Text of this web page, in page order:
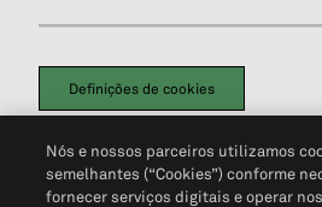
Definições de cookies
Política de PrivacidadePortal de
Não Venda Minhas Informações Pessoais
Nós e nossos parceiros utilizamos
semelhantes (“Cookies”) conforme
fornecer serviços digitais e operar